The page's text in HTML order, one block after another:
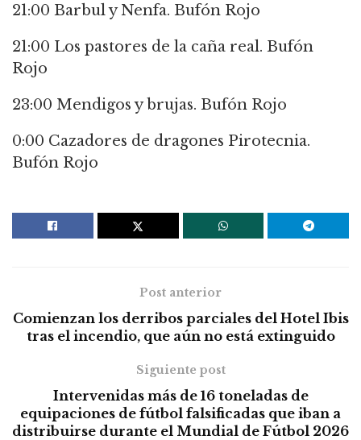
21:00 Barbul y Nenfa. Bufón Rojo
21:00 Los pastores de la caña real. Bufón
Rojo
23:00 Mendigos y brujas. Bufón Rojo
0:00 Cazadores de dragones Pirotecnia.
Bufón Rojo
Post anterior
Comienzan los derribos parciales del Hotel Ibis
tras el incendio, que aún no está extinguido
Siguiente post
Intervenidas más de 16 toneladas de
equipaciones de fútbol falsificadas que iban a
distribuirse durante el Mundial de Fútbol 2026